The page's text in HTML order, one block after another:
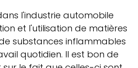
l'industrie automobile
et l'utilisation de matières
substances inflammables
quotidien. Il est bon de